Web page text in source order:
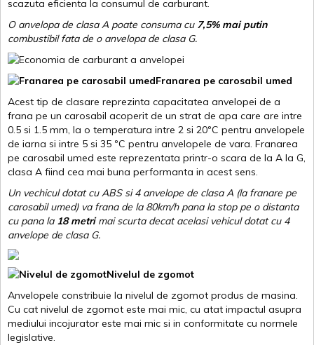
scazuta eficienta la consumul de carburant.
O anvelopa de clasa A poate consuma cu 7,5% mai putin
combustibil fata de o anvelopa de clasa G.
Franarea pe carosabil umed
Acest tip de clasare reprezinta capacitatea anvelopei de a
frana pe un carosabil acoperit de un strat de apa care are intre
0.5 si 1.5 mm, la o temperatura intre 2 si 20ºC pentru anvelopele
de iarna si intre 5 si 35 ºC pentru anvelopele de vara. Franarea
pe carosabil umed este reprezentata printr-o scara de la A la G,
clasa A fiind cea mai buna performanta in acest sens.
Un vechicul dotat cu ABS si 4 anvelope de clasa A (la franare pe
carosabil umed) va frana de la 80km/h pana la stop pe o distanta
cu pana la 18 metrimai scurta decat acelasi vehicul dotat cu 4
anvelope de clasa G.
Nivelul de zgomot
Anvelopele constribuie la nivelul de zgomot produs de masina.
Cu cat nivelul de zgomot este mai mic, cu atat impactul asupra
mediului incojurator este mai mic si in conformitate cu normele
legislative.